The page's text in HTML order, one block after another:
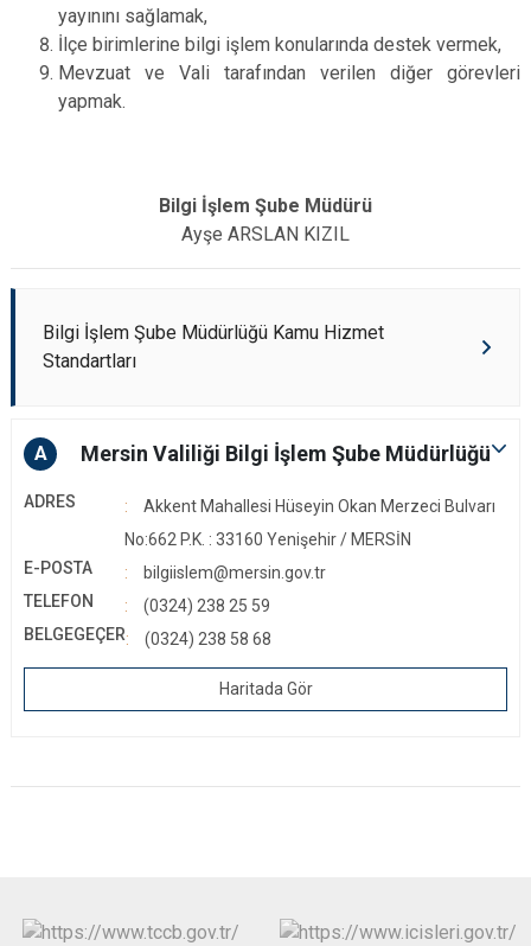
yayınını sağlamak,
İlçe birimlerine bilgi işlem konularında destek vermek,
Mevzuat ve Vali tarafından verilen diğer görevleri
yapmak.
Bilgi İşlem Şube Müdürü
Ayşe ARSLAN KIZIL
Bilgi İşlem Şube Müdürlüğü Kamu Hizmet
Standartları
A Mersin Valiliği Bilgi İşlem Şube Müdürlüğü
ADRES
Akkent Mahallesi Hüseyin Okan Merzeci Bulvarı
No:662 P.K. : 33160 Yenişehir / MERSİN
E-POSTA
bilgiislem@mersin.gov.tr
TELEFON
(0324) 238 25 59
BELGEGEÇER
(0324) 238 58 68
Haritada Gör